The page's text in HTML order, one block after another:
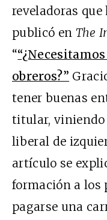
reveladoras que
publicó en The
“
obreros?”
tener buenas
titular,
liberal de
artículo se
formación a los
pagarse una